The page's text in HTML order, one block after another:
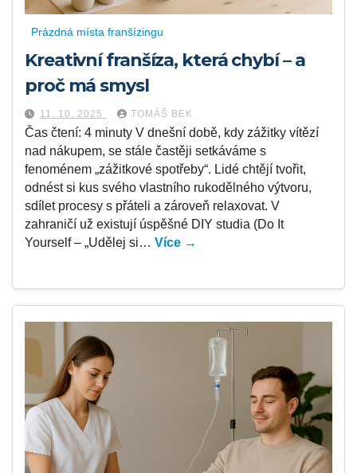
Prázdná místa franšízingu
Kreativní franšíza, která chybí – a
proč má smysl
11. 10. 2025 TOMÁŠ BEK
Čas čtení: 4 minuty V dnešní době, kdy zážitky vítězí
nad nákupem, se stále častěji setkáváme s
fenoménem „zážitkové spotřeby“. Lidé chtějí tvořit,
odnést si kus svého vlastního rukodělného výtvoru,
sdílet procesy s přáteli a zároveň relaxovat. V
zahraničí už existují úspěšné DIY studia (Do It
Yourself – „Udělej si… Více →